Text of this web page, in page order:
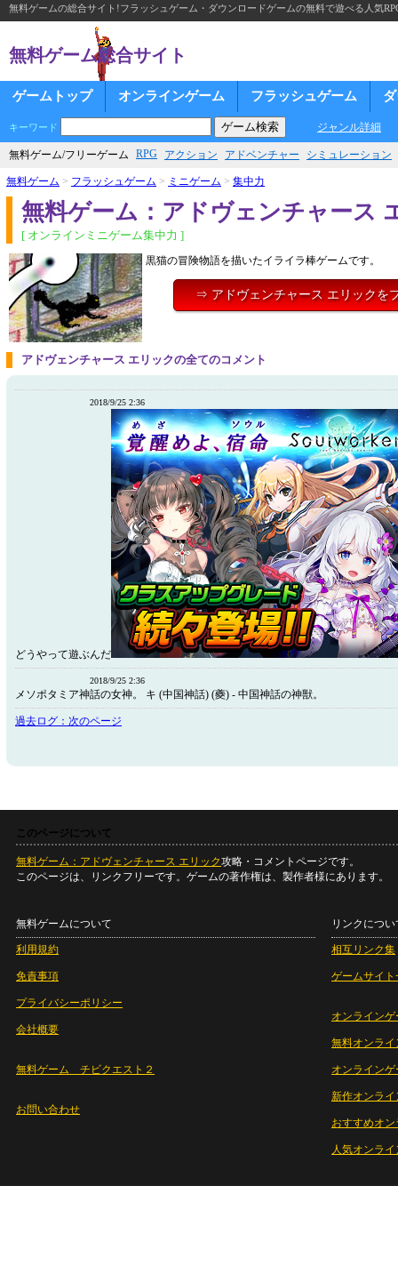
無料ゲームの総合サイト!フラッシュゲーム・ダウンロードゲームの無料で遊べる人気
無料ゲーム総合サイト
ゲームトップ オンラインゲーム フラッシュゲーム
キーワード ジャンル詳細
無料ゲーム/フリーゲーム RPG アクション アドベンチャー シミュレーション
無料ゲーム > フラッシュゲーム > ミニゲーム > 集中力
無料ゲーム：アドヴェンチャース
[ オンラインミニゲーム集中力 ]
黒猫の冒険物語を描いたイライラ棒ゲームです。
⇒ アドヴェンチャース エリックを
アドヴェンチャース エリックの全てのコメント
2018/9/25 2:36
どうやって遊ぶんだ
2018/9/25 2:36
メソポタミア神話の女神。 キ (中国神話) (夔) - 中国神話の神獣。
過去ログ：次のページ
このページについて
無料ゲーム：アドヴェンチャース エリック攻略・コメントページです。
このページは、リンクフリーです。ゲームの著作権は、製作者様にあります。
無料ゲームについて
利用規約
免責事項
プライバシーポリシー
会社概要
無料ゲーム チビクエスト２
お問い合わせ
リンクについ
相互リンク集
ゲームサイト
オンラインゲ
無料オンライ
オンライン
新作オンライ
おすすめオ
人気オンラ